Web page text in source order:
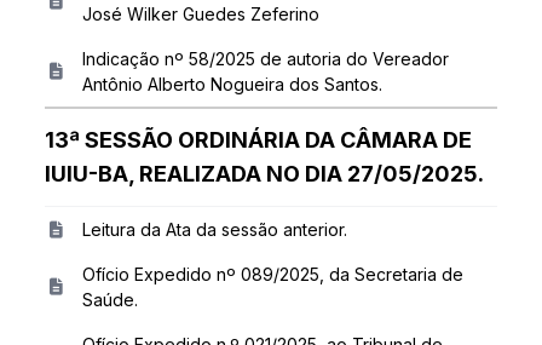
José Wilker Guedes Zeferino
Indicação nº 58/2025 de autoria do Vereador
Antônio Alberto Nogueira dos Santos.
13ª SESSÃO ORDINÁRIA DA CÂMARA DE
IUIU-BA, REALIZADA NO DIA 27/05/2025.
Leitura da Ata da sessão anterior.
Ofício Expedido nº 089/2025, da Secretaria de
Saúde.